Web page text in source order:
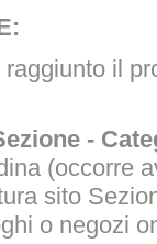
il
-
(occorre
sito
o negozi